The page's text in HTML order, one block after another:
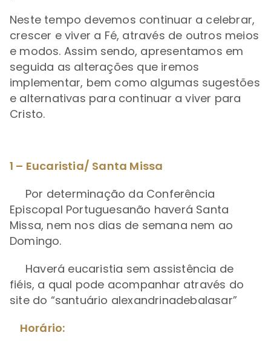
Neste tempo devemos continuar a celebrar,
crescer e viver a Fé, através de outros meios
e modos. Assim sendo, apresentamos em
seguida as alterações que iremos
implementar, bem como algumas sugestões
e alternativas para continuar a viver para
Cristo.
1 – Eucaristia/ Santa Missa
Por determinação da Conferência
Episcopal Portuguesanão haverá Santa
Missa, nem nos dias de semana nem ao
Domingo.
Haverá eucaristia sem assistência de
fiéis, a qual pode acompanhar através do
site do “santuário alexandrinadebalasar”
Horário: